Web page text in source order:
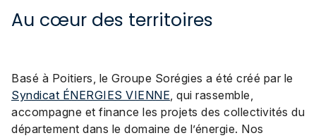
Au cœur des territoires
Basé à Poitiers, le Groupe Sorégies a été créé par le
Syndicat ÉNERGIES VIENNE, qui rassemble,
accompagne et finance les projets des collectivités du
département dans le domaine de l’énergie. Nos